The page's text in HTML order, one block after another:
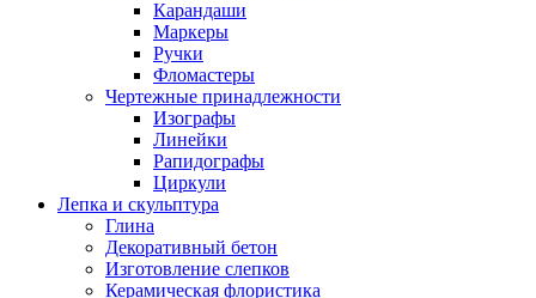
Карандаши
Маркеры
Ручки
Фломастеры
Чертежные принадлежности
Изографы
Линейки
Рапидографы
Циркули
Лепка и скульптура
Глина
Декоративный бетон
Изготовление слепков
Керамическая флористика